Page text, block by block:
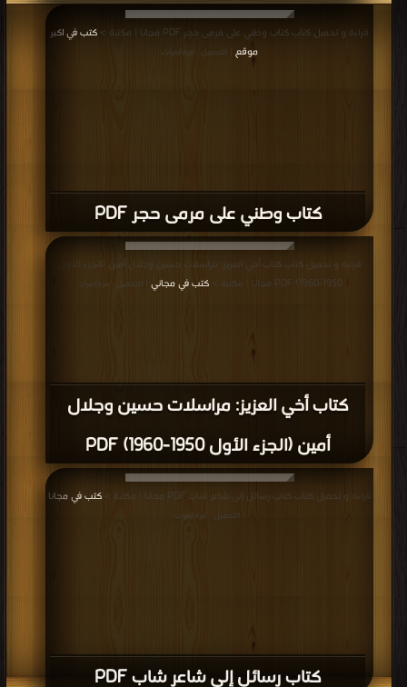
كتاب وطني على مرمى حجر PDF
قراءة و تحميل كتاب كتاب وطني على مرمى حجر PDF مجانا | مكتبة >
كتب في اكبر
موقع
| التحميل : مرة/مرات
كتاب أخي العزيز: مراسلات حسين وجلال
أمين (الجزء الأول 1950-1960) PDF
قراءة و تحميل كتاب كتاب أخي العزيز: مراسلات حسين وجلال أمين (الجزء الأول
1950-1960) PDF مجانا | مكتبة >
كتب في مجاني | التحميل : مرة/مرات
كتاب رسائل إلى شاعر شاب PDF
قراءة و تحميل كتاب كتاب رسائل إلى شاعر شاب PDF مجانا | مكتبة > كتب في مجانا
| التحميل : مرة/مرات